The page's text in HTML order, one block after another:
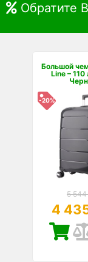
Обратите
Большой
Line – 110
-20%
5 544
4